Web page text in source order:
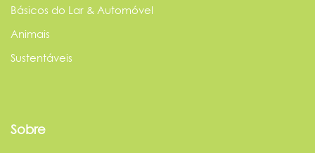
Básicos do Lar & Automóvel
Animais
Sustentáveis
Sobre